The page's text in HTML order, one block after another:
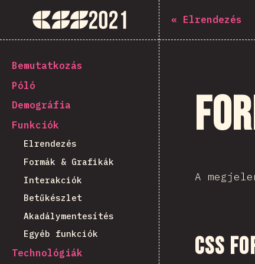
The State of CSS 2021
[hu-HU] general.back_to_intro
Bemutatkozás
Póló
Demográfia
Funkciók
Elrendezés
Formák & Grafikák
Interakciók
Betűkészlet
Akadálymentesítés
Egyéb funkciók
Technológiák
« Elrendezés
A
CSS
Navigated to The State of CSS 2021